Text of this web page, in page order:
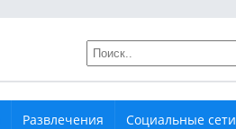
Развлечения Социальные сети